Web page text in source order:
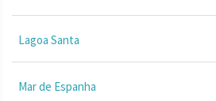
Lagoa Santa
Mar de Espanha